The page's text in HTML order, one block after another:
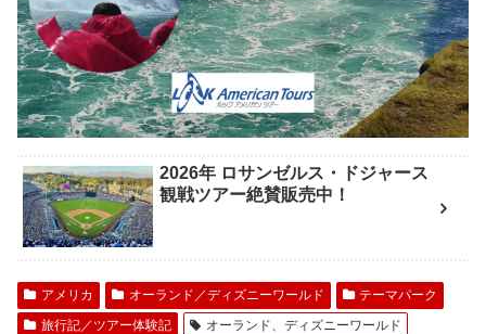
2026年 ロサンゼルス・ドジャース
観戦ツアー絶賛販売中！
アメリカ オーランド／ディズニーワールド
テーマパーク
旅行記／ツアー体験記
オーランド、ディズニーワールド